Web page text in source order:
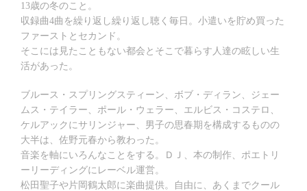
13歳の冬のこと。
収録曲4曲を繰り返し繰り返し聴く毎日。小遣いを貯め買った
ファーストとセカンド。
そこには見たこともない都会とそこで暮らす人達の眩しい生
活があった。
ブルース・スプリングスティーン、ボブ・ディラン、ジェー
ムス・テイラー、ポール・ウェラー、エルビス・コステロ、
ケルアックにサリンジャー、男子の思春期を構成するものの
大半は、佐野元春から教わった。
音楽を軸にいろんなことをする。ＤＪ、本の制作、ポエトリ
ーリーディングにレーベル運営。
松田聖子や片岡鶴太郎に楽曲提供。自由に、あくまでクール